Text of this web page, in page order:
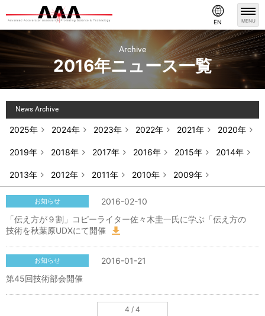
MENU
EN
Archive
2016年ニュース一覧
News Archive
2025年 2024年 2023年 2022年 2021年 2020年
2019年 2018年 2017年 2016年 2015年 2014年
2013年 2012年 2011年 2010年 2009年
2016-02-10
お知らせ
「伝え方が９割」コピーライター佐々木圭一氏に学ぶ「伝え方の
技術を秋葉原UDXにて開催
2016-01-21
お知らせ
第45回技術部会開催
4 / 4